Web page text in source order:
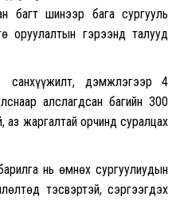
багт шинээр бага сургууль
оруулалтын гэрээнд талууд
дэмжлэгээр 4
алслагдсан багийн 300
аз жаргалтай орчинд суралцах
нь өмнөх сургуулиудын
тэсвэртэй, сэргээгдэх